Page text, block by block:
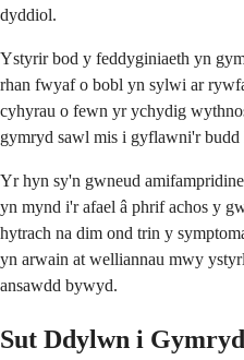
dyddiol.
Ystyrir bod y feddyginiaeth yn
rhan fwyaf o bobl yn sylwi ar
cyhyrau o fewn yr ychydig
gymryd sawl mis i gyflawni'r budd
Yr hyn sy'n gwneud
yn mynd i'r afael â phrif achos y
hytrach na dim ond trin y
yn arwain at welliannau mwy
ansawdd bywyd.
Sut Ddylwn i